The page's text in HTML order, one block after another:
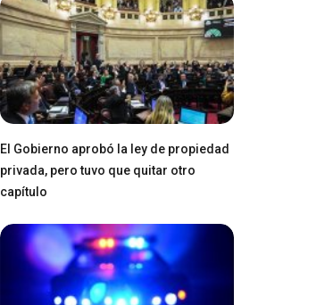
El Gobierno aprobó la ley de propiedad
privada, pero tuvo que quitar otro
capítulo